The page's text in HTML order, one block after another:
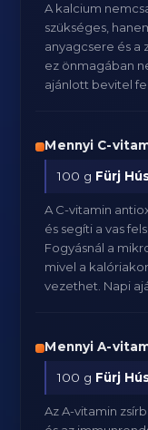
A kalcium
szükséges,
anyagcsere és a
ez önmagában
ajánlott bevitel
Mennyi C-
100 g Fürj
A C-vitamin
és segíti a vas
Fogyásnál a
mivel a
vezethet. Napi
Mennyi A-
100 g Fürj
Az A-vitamin